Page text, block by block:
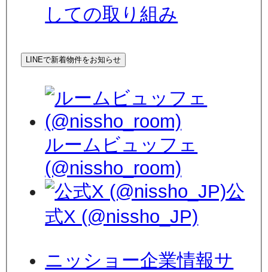
しての取り組み
LINEで新着物件をお知らせ
ルームビュッフェ
(@nissho_room)
公
式X (@nissho_JP)
ニッショー企業情報サ